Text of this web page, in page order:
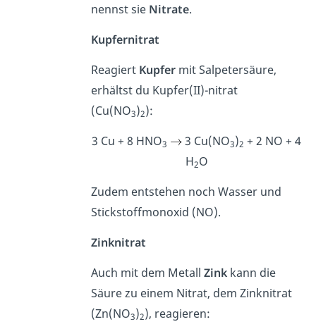
nennst sie Nitrate.
Kupfernitrat
Reagiert Kupfer mit Salpetersäure,
erhältst du Kupfer(II)-nitrat
(Cu(NO3)2):
3 Cu + 8 HNO3 3 Cu(NO3)2 + 2 NO + 4
H2O
Zudem entstehen noch Wasser und
Stickstoffmonoxid (NO).
Zinknitrat
Auch mit dem MetallZink kann die
Säure zu einem Nitrat, dem Zinknitrat
(Zn(NO3)2), reagieren: